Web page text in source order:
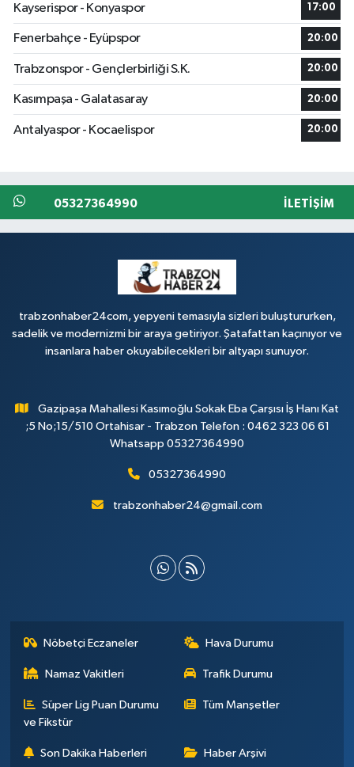
Kayserispor - Konyaspor
17:00
Fenerbahçe - Eyüpspor 20:00
Trabzonspor - Gençlerbirliği S.K. 20:00
Kasımpaşa - Galatasaray 20:00
Antalyaspor - Kocaelispor 20:00
05327364990 İLETIŞIM
trabzonhaber24com, yepyeni temasıyla sizleri buluştururken,
sadelik ve modernizmi bir araya getiriyor. Şatafattan kaçınıyor ve
insanlara haber okuyabilecekleri bir altyapı sunuyor.
Gazipaşa Mahallesi Kasımoğlu Sokak Eba Çarşısı İş Hanı Kat
;5 No;15/510 Ortahisar - Trabzon Telefon : 0462 323 06 61
Whatsapp 05327364990
05327364990
trabzonhaber24@gmail.com
Nöbetçi Eczaneler Hava Durumu
Namaz Vakitleri Trafik Durumu
Süper Lig Puan Durumu
ve Fikstür
Tüm Manşetler
Son Dakika Haberleri Haber Arşivi